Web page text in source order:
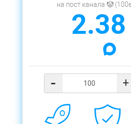
на пост канала 🤡
2.38
- +